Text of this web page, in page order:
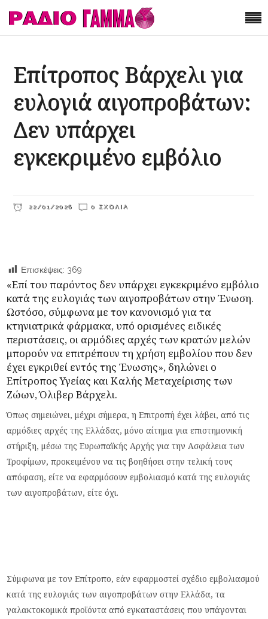
Επίτροπος Βάρχελι για
ευλογιά αιγοπροβάτων:
Δεν υπάρχει
εγκεκριμένο εμβόλιο
22/01/2026 0 ΣΧΌΛΙΑ
Επισκέψεις: 369
«Επί του παρόντος δεν υπάρχει εγκεκριμένο εμβόλιο
κατά της ευλογιάς των αιγοπροβάτων στην Ένωση.
Ωστόσο, σύμφωνα με τον κανονισμό για τα
κτηνιατρικά φάρμακα, υπό ορισμένες ειδικές
περιστάσεις, οι αρμόδιες αρχές των κρατών μελών
μπορούν να επιτρέπουν τη χρήση εμβολίου που δεν
έχει εγκριθεί εντός της Ένωσης», δηλώνει ο
Επίτροπος Υγείας και Καλής Μεταχείρισης των
Ζώων, Όλιβερ Βάρχελι.
Όπως σημειώνει, μέχρι σήμερα, η Επιτροπή έχει λάβει, από τις
αρμόδιες αρχές της Ελλάδας, μόνο αίτημα για επιστημονική
στήριξη, μέσω της Ευρωπαϊκής Αρχής για την Ασφάλεια των
Τροφίμων, προκειμένου να τις βοηθήσει στην τελική τους
απόφαση, είτε να εφαρμόσουν εμβολιασμό κατά της ευλογιάς
των αιγοπροβάτων, είτε όχι.
Σύμφωνα με τον Επίτροπο, εάν εφαρμοστεί σχέδιο εμβολιασμού
κατά της ευλογιάς των αιγοπροβάτων στην Ελλάδα, τα
γαλακτοκομικά προϊόντα από εγκαταστάσεις που υπάγονται